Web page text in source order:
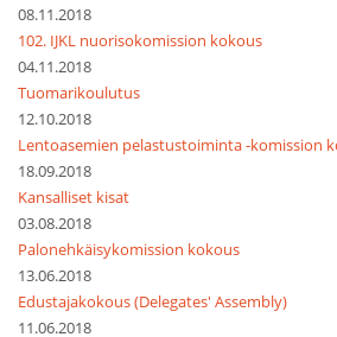
08.11.2018
102. IJKL nuorisokomission kokous
04.11.2018
Tuomarikoulutus
12.10.2018
Lentoasemien pelastustoiminta -komission
18.09.2018
Kansalliset kisat
03.08.2018
Palonehkäisykomission kokous
13.06.2018
Edustajakokous (Delegates' Assembly)
11.06.2018